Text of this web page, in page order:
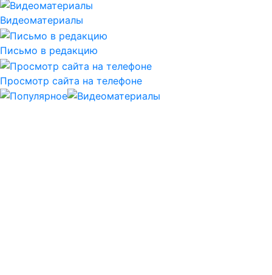
Видеоматериалы
Письмо в редакцию
Просмотр сайта на телефоне